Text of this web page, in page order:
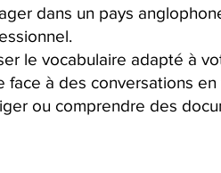
dans un pays
le vocabulaire adapté à
face à des conversations
ou comprendre des